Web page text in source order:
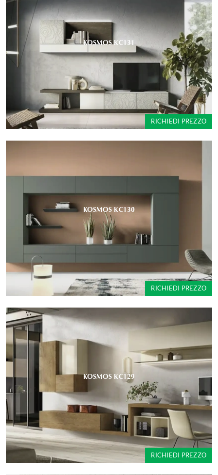
KOSMOS KC131
RICHIEDI PREZZO
KOSMOS KC130
RICHIEDI PREZZO
KOSMOS KC129
RICHIEDI PREZZO